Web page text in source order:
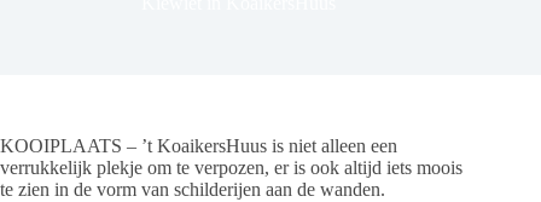
KOOIPLAATS – ’t KoaikersHuus is niet alleen een
verrukkelijk plekje om te verpozen, er is ook altijd iets moois
te zien in de vorm van schilderijen aan de wanden.